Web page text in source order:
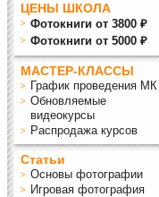
ЦЕНЫ ШКОЛА
Фотокниги от 3800 ₽
Фотокниги от 5000 ₽
МАСТЕР-КЛАССЫ
График проведения МК
Обновляемые
видеокурсы
Распродажа курсов
Статьи
Основы фотографии
Игровая фотография